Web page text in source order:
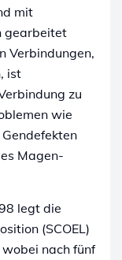
mit
gearbeitet
Verbindungen,
ist
zu
wie
Magen-
legt die
(SCOEL)
nach fünf